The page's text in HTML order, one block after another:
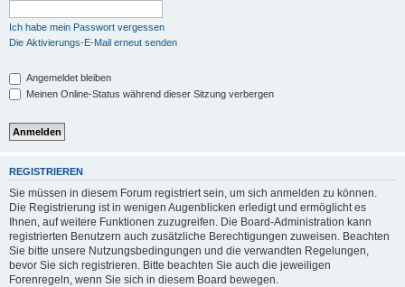
Ich habe mein Passwort vergessen
Die Aktivierungs-E-Mail erneut senden
Angemeldet bleiben
Meinen Online-Status während dieser Sitzung verbergen
REGISTRIEREN
Sie müssen in diesem Forum registriert sein, um sich anmelden zu können.
Die Registrierung ist in wenigen Augenblicken erledigt und ermöglicht es
Ihnen, auf weitere Funktionen zuzugreifen. Die Board-Administration kann
registrierten Benutzern auch zusätzliche Berechtigungen zuweisen. Beachten
Sie bitte unsere Nutzungsbedingungen und die verwandten Regelungen,
bevor Sie sich registrieren. Bitte beachten Sie auch die jeweiligen
Forenregeln, wenn Sie sich in diesem Board bewegen.